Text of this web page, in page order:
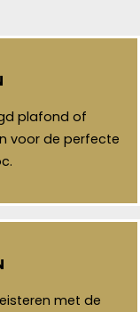
plafond of
voor de perfecte
met de